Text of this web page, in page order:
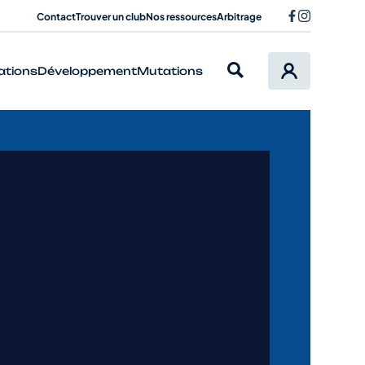
ContactTrouver un clubNos ressourcesArbitrage
DéveloppementMutations